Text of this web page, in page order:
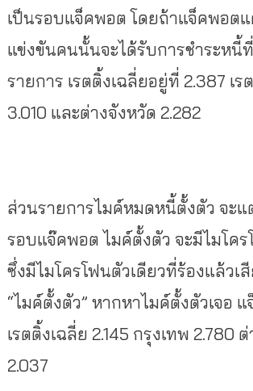
เป็นรอบแจ็คพอต โดยถ้าแจ็คพอตแ
แข่งขันคนนั้นจะได้รับการชำระหนี้
รายการ เรตติ้งเฉลี่ยอยู่ที่ 2.387 เร
3.010 และต่างจังหวัด 2.282
ส่วนรายการไมค์หมดหนี้ตั้งตัว จะ
รอบแจ๊คพอต ไมค์ตั้งตัว จะมีไมโคร
ซึ่งมีไมโครโฟนตัวเดียวที่ร้องแล้วเ
“ไมค์ตั้งตัว” หากหาไมค์ตั้งตัวเจอ
เรตติ้งเฉลี่ย 2.145 กรุงเทพ 2.780
2.037